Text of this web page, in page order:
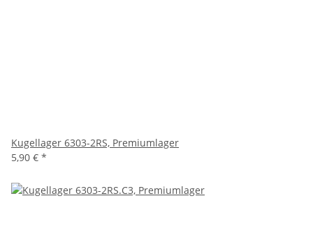
Kugellager 6303-2RS, Premiumlager
5,90 € *